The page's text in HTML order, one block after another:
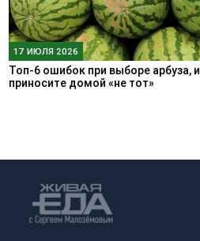
17 ИЮЛЯ 2026
Топ-6 ошибок при выборе арбуза,
приносите домой «не тот»